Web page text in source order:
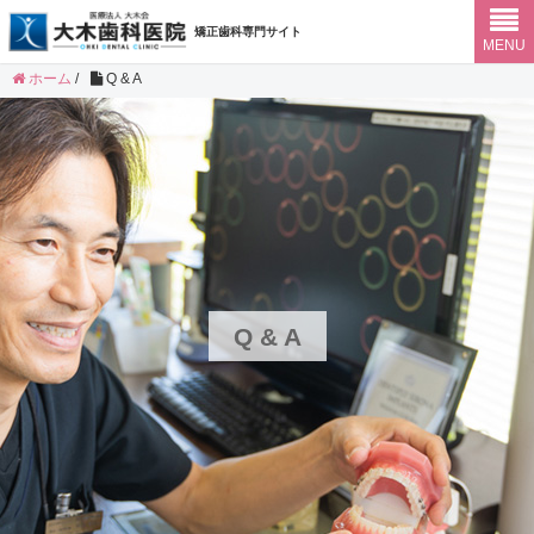
矯正歯科専門サイト
MENU
ホーム / Q & A
Q & A